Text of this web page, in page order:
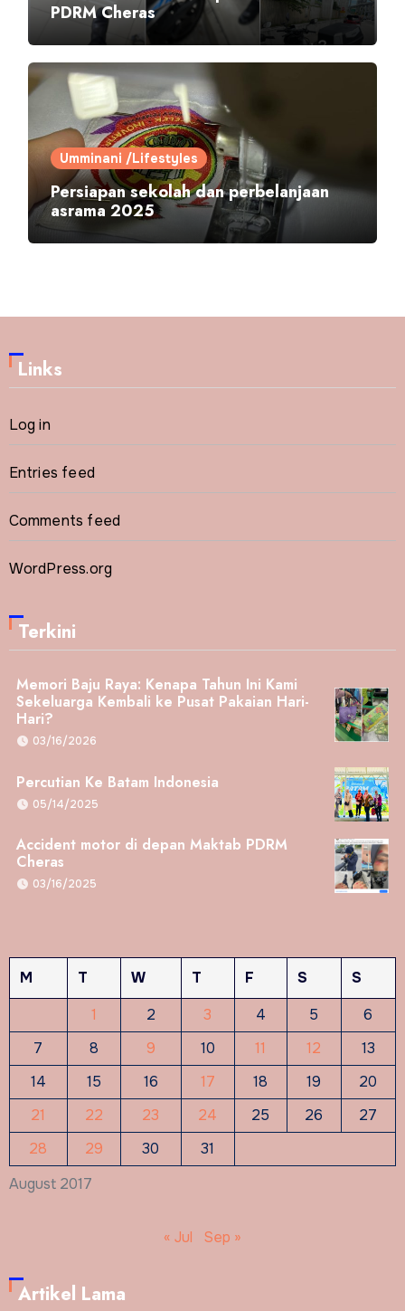
PDRM Cheras
Umminani /Lifestyles
Persiapan sekolah dan perbelanjaan
asrama 2025
Links
Log in
Entries feed
Comments feed
WordPress.org
Terkini
Memori Baju Raya: Kenapa Tahun Ini Kami
Sekeluarga Kembali ke Pusat Pakaian Hari-
Hari?
03/16/2026
Percutian Ke Batam Indonesia
05/14/2025
Accident motor di depan Maktab PDRM
Cheras
03/16/2025
August 2017
M T W T F S
S
1
2 3 4 5
6
7
8 9 10 11 12
13
14
15 16 17 18 19
20
21
22 23 24 25 26
27
28
29 30 31
« Jul Sep »
Artikel Lama